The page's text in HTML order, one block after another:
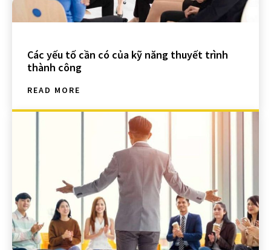
Các yếu tố cần có của kỹ năng thuyết trình
thành công
READ MORE